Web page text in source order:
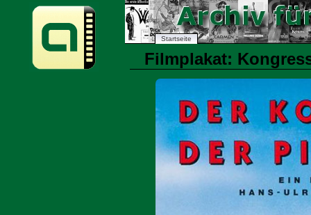
Startseite
Filmplakat: